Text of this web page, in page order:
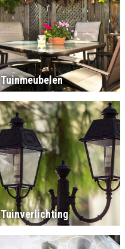
Tuinmeubelen
Tuinverlichting